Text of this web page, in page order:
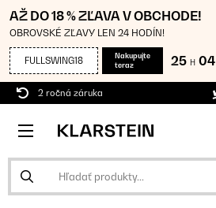
AŽ DO 18 % ZĽAVA V OBCHODE!
OBROVSKÉ ZĽAVY LEN 24 HODÍN!
FULLSWING18
Nakupujte
teraz
25 H 04
2 ročná záruka